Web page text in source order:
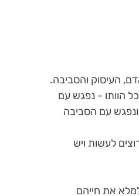
העיסוק והסביבה.
הוותו - נפגש עם
ונפגש עם הסביבה
לעשות ויש
את חייהם